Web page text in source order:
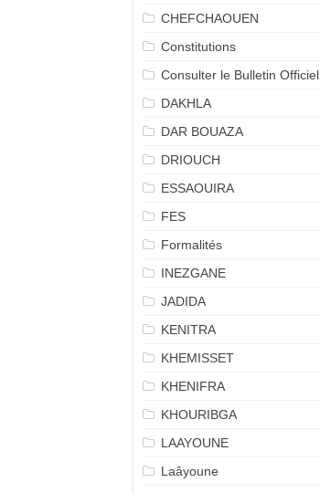
CHEFCHAOUEN
Constitutions
Consulter le Bulletin Officiel
DAKHLA
DAR BOUAZA
DRIOUCH
ESSAOUIRA
FES
Formalités
INEZGANE
JADIDA
KENITRA
KHEMISSET
KHENIFRA
KHOURIBGA
LAAYOUNE
Laâyoune